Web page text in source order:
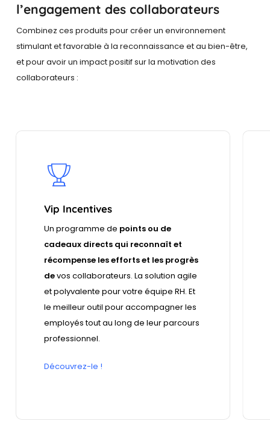
l’engagement des collaborateurs
Combinez ces produits pour créer un environnement
stimulant et favorable à la reconnaissance et au bien-être,
et pour avoir un impact positif sur la motivation des
collaborateurs :
Vip Incentives
Un programme de points ou de
cadeaux directs qui reconnaît et
récompense les efforts et les progrès
devos collaborateurs. La solution agile
et polyvalente pour votre équipe RH. Et
le meilleur outil pour accompagner les
employés tout au long de leur parcours
professionnel.
Découvrez-le !